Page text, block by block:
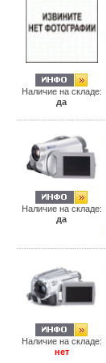
Наличие на складе:
да
Наличие на складе:
да
Наличие на складе:
нет